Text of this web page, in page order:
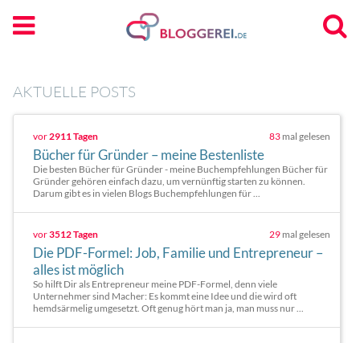
AKTUELLE POSTS
vor2911 Tagen 83 mal gelesen
Bücher für Gründer – meine Bestenliste
Die besten Bücher für Gründer - meine Buchempfehlungen Bücher für
Gründer gehören einfach dazu, um vernünftig starten zu können.
Darum gibt es in vielen Blogs Buchempfehlungen für ...
vor3512 Tagen 29 mal gelesen
Die PDF-Formel: Job, Familie und Entrepreneur –
alles ist möglich
So hilft Dir als Entrepreneur meine PDF-Formel, denn viele
Unternehmer sind Macher: Es kommt eine Idee und die wird oft
hemdsärmelig umgesetzt. Oft genug hört man ja, man muss nur ...